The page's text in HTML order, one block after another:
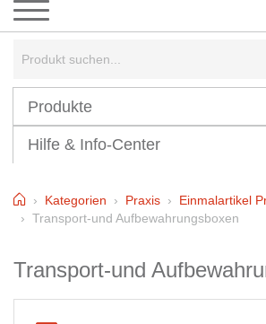
Menü
Produkte
Hilfe & Info-Center
HomeKategorien Praxis
Einmalartikel
Transport-und Aufbewahrungsboxen
Transport-und